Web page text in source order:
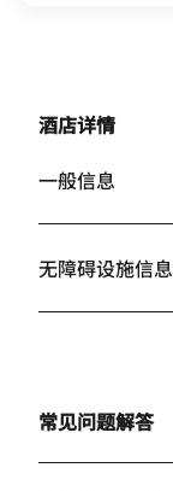
酒店详情
一般信息
无障碍设施信息
常见问题解答